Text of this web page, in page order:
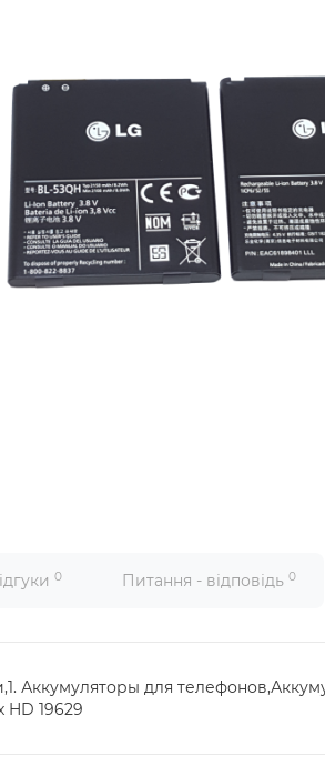
0 Питання - відповідь 0
Аккумуляторы для
HD 19629